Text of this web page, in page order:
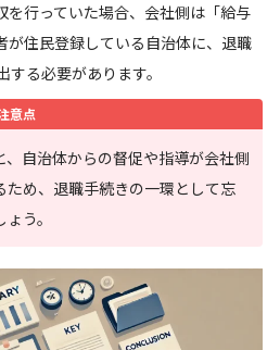
を行っていた場合、会社側は「給与
が住民登録している自治体に、退職
る必要があります。
意点
、自治体からの督促や指導が会社側
ため、退職手続きの一環として忘
う。